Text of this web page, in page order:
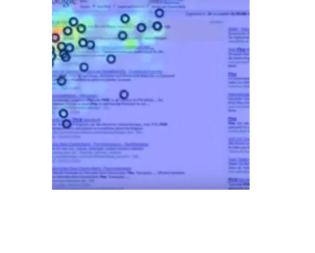
SERP &Adwords
Tracking Heat Map
How
&
work